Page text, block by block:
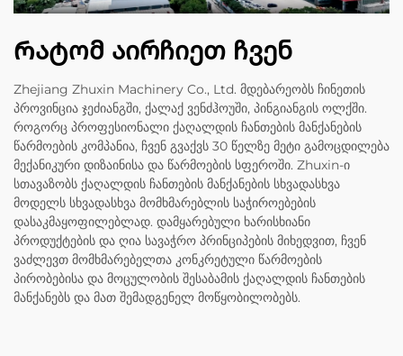
Რატომ აირჩიეთ ჩვენ
Zhejiang Zhuxin Machinery Co., Ltd. მდებარეობს ჩინეთის
პროვინცია ჯეძიანგში, ქალაქ ვენძჰოუში, პინგიანგის ოლქში.
როგორც პროფესიონალი ქაღალდის ჩანთების მანქანების
წარმოების კომპანია, ჩვენ გვაქვს 30 წელზე მეტი გამოცდილება
მექანიკური დიზაინისა და წარმოების სფეროში. Zhuxin-ი
სთავაზობს ქაღალდის ჩანთების მანქანების სხვადასხვა
მოდელს სხვადასხვა მომხმარებლის საჭიროებების
დასაკმაყოფილებლად. დამყარებული ხარისხიანი
პროდუქტების და ღია სავაჭრო პრინციპების მიხედვით, ჩვენ
ვაძლევთ მომხმარებელთა კონკრეტული წარმოების
პირობებისა და მოცულობის შესაბამის ქაღალდის ჩანთების
მანქანებს და მათ შემადგენელ მოწყობილობებს.